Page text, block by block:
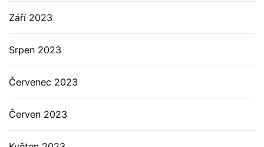
Září 2023
Srpen 2023
Červenec 2023
Červen 2023